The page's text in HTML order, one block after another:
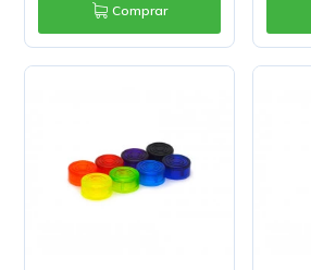
Comprar